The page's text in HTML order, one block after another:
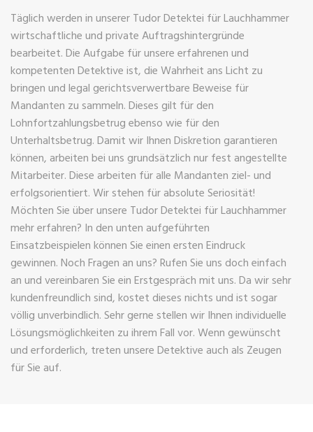
Täglich werden in unserer Tudor Detektei für Lauchhammer
wirtschaftliche und private Auftragshintergründe
bearbeitet. Die Aufgabe für unsere erfahrenen und
kompetenten Detektive ist, die Wahrheit ans Licht zu
bringen und legal gerichtsverwertbare Beweise für
Mandanten zu sammeln. Dieses gilt für den
Lohnfortzahlungsbetrug ebenso wie für den
Unterhaltsbetrug. Damit wir Ihnen Diskretion garantieren
können, arbeiten bei uns grundsätzlich nur fest angestellte
Mitarbeiter. Diese arbeiten für alle Mandanten ziel- und
erfolgsorientiert. Wir stehen für absolute Seriosität!
Möchten Sie über unsere Tudor Detektei für Lauchhammer
mehr erfahren? In den unten aufgeführten
Einsatzbeispielen können Sie einen ersten Eindruck
gewinnen. Noch Fragen an uns? Rufen Sie uns doch einfach
an und vereinbaren Sie ein Erstgespräch mit uns. Da wir sehr
kundenfreundlich sind, kostet dieses nichts und ist sogar
völlig unverbindlich. Sehr gerne stellen wir Ihnen individuelle
Lösungsmöglichkeiten zu ihrem Fall vor. Wenn gewünscht
und erforderlich, treten unsere Detektive auch als Zeugen
für Sie auf.